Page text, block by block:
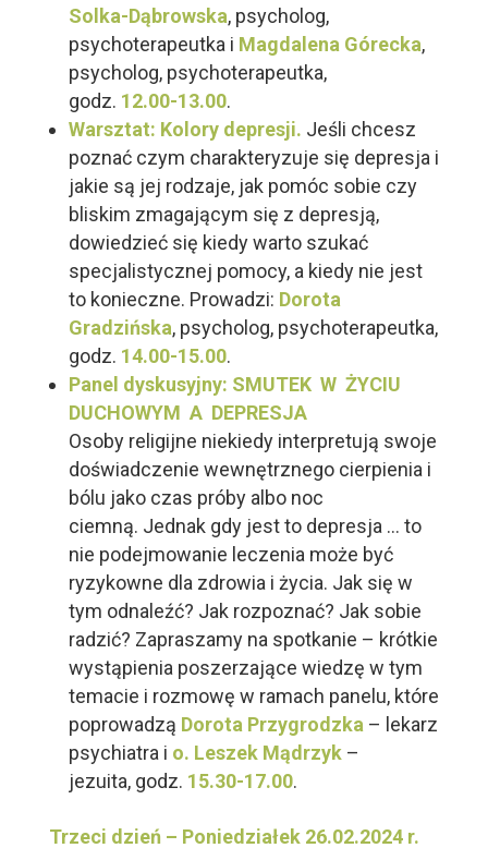
Solka-Dąbrowska, psycholog,
psychoterapeutka i Magdalena Górecka,
psycholog, psychoterapeutka,
godz. 12.00-13.00.
Warsztat: Kolory depresji. Jeśli chcesz
poznać czym charakteryzuje się depresja i
jakie są jej rodzaje, jak pomóc sobie czy
bliskim zmagającym się z depresją,
dowiedzieć się kiedy warto szukać
specjalistycznej pomocy, a kiedy nie jest
to konieczne. Prowadzi: Dorota
Gradzińska, psycholog, psychoterapeutka,
godz. 14.00-15.00.
Panel dyskusyjny: SMUTEK W ŻYCIU
DUCHOWYM A DEPRESJA
Osoby religijne niekiedy interpretują swoje
doświadczenie wewnętrznego cierpienia i
bólu jako czas próby albo noc
ciemną. Jednak gdy jest to depresja … to
nie podejmowanie leczenia może być
ryzykowne dla zdrowia i życia. Jak się w
tym odnaleźć? Jak rozpoznać? Jak sobie
radzić? Zapraszamy na spotkanie – krótkie
wystąpienia poszerzające wiedzę w tym
temacie i rozmowę w ramach panelu, które
poprowadzą Dorota Przygrodzka – lekarz
psychiatra i o. Leszek Mądrzyk –
jezuita, godz. 15.30-17.00.
Trzeci dzień – Poniedziałek 26.02.2024 r.